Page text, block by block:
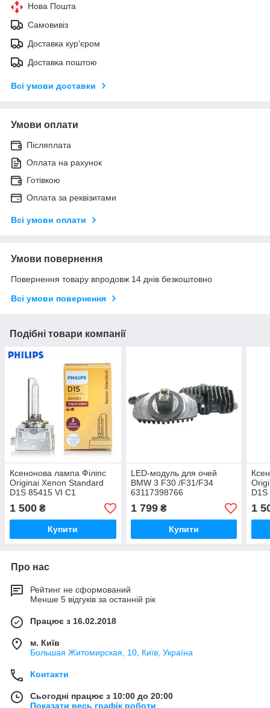
Нова Пошта
Самовивіз
Доставка кур'єром
Доставка поштою
Всі умови доставки
Умови оплати
Післяплата
Оплата на рахунок
Готівкою
Оплата за реквізитами
Всі умови оплати
Умови повернення
Повернення товару впродовж 14 днів безкоштовно
Всі умови повернення
Подібні товари компанії
Ксенонова лампа Філіпс
Originai Xenon Standard
D1S 85415 VI C1
1 500 ₴
Купити
LED-модуль для очей
BMW 3 F30 /F31/F34
63117398766
63117311243 608695
5902048101754
1 799₴
Купити
1
Про нас
Рейтинг не сформований
Менше 5 відгуків за останній рік
Працює з 16.02.2018
м. Київ
Большая Житомирская, 10, Київ, Україна
Контакти
Сьогодні працює з 10:00 до 20:00
Показати весь графік роботи